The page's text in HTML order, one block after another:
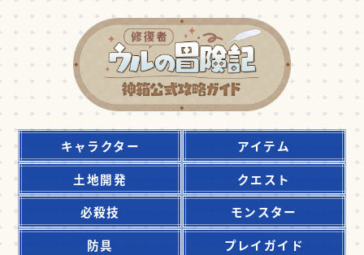
キャラクター
アイテム
土地開発
クエスト
必殺技
モンスター
防具
プレイガイド